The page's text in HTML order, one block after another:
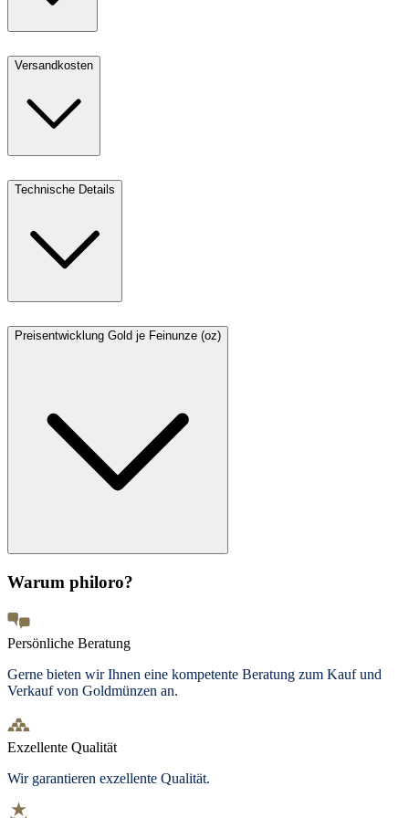
Versandkosten
Technische Details
Preisentwicklung Gold je Feinunze (oz)
Warum philoro?
Persönliche Beratung
Gerne bieten wir Ihnen eine kompetente Beratung zum Kauf und
Verkauf von Goldmünzen an.
Exzellente Qualität
Wir garantieren exzellente Qualität.